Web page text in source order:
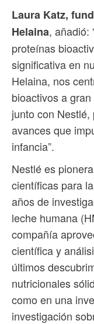
Laura Katz,
Helaina, añadió:
proteínas
significativa en
Helaina, nos
bioactivos a
junto con
avances que
infancia”.
Nestlé es
científicas para
años de
leche humana
compañía
científica y
últimos
nutricionales
como en una
investigación